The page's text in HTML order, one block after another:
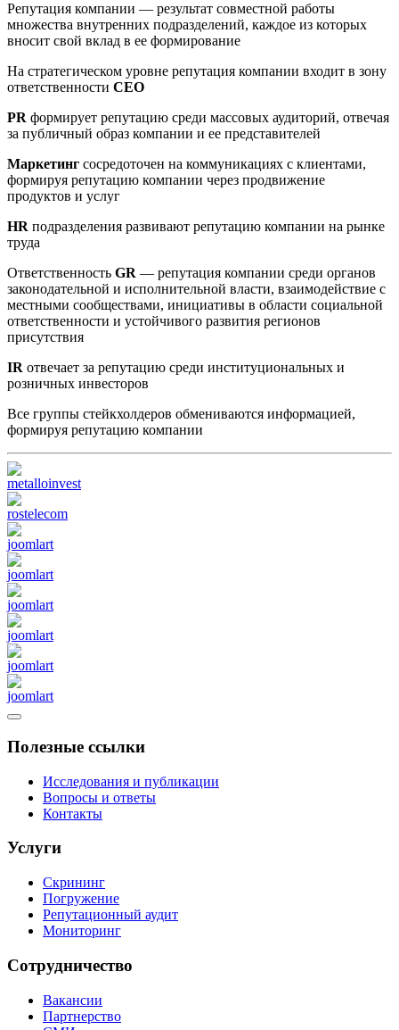
Репутация компании — результат совместной работы
множества внутренних подразделений, каждое из которых
вносит свой вклад в ее формирование
На стратегическом уровне репутация компании входит в зону
ответственности CEO
PR формирует репутацию среди массовых аудиторий, отвечая
за публичный образ компании и ее представителей
Маркетинг сосредоточен на коммуникациях с клиентами,
формируя репутацию компании через продвижение
продуктов и услуг
HR подразделения развивают репутацию компании на рынке
труда
Ответственность GR — репутация компании среди органов
законодательной и исполнительной власти, взаимодействие с
местными сообществами, инициативы в области социальной
ответственности и устойчивого развития регионов
присутствия
IR отвечает за репутацию среди институциональных и
розничных инвесторов
Все группы стейкхолдеров обмениваются информацией,
формируя репутацию компании
Полезные ссылки
Исследования и публикации
Вопросы и ответы
Контакты
Услуги
Скрининг
Погружение
Репутационный аудит
Мониторинг
Сотрудничество
Вакансии
Партнерство